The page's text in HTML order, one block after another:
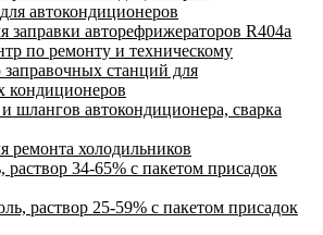
автокондиционеров
заправки авторефрижераторов R404a
по ремонту и техническому
станций для
кондиционеров
шлангов автокондиционера, сварка
ремонта холодильников
раствор 34-65% с пакетом присадок
раствор 25-59% с пакетом присадок